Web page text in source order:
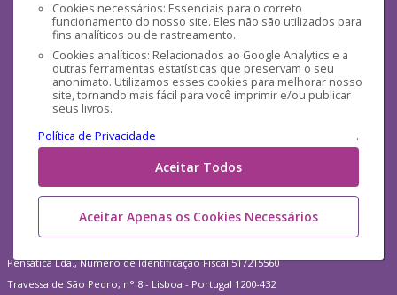
Cookies necessários: Essenciais para o correto
funcionamento do nosso site. Eles não são utilizados para
fins analíticos ou de rastreamento.
Cookies analíticos: Relacionados ao Google Analytics e a
outras ferramentas estatísticas que preservam o seu
anonimato. Utilizamos esses cookies para melhorar nosso
site, tornando mais fácil para você imprimir e/ou publicar
seus livros.
Política de Privacidade
.
Aceitar Todos
Aceitar Apenas os Cookies Necessários
Mídias Sociais
Pensática Lda., Número de Identificação Fiscal 517215560
Travessa de São Pedro, n° 8 - Lisboa - Portugal 1200-432